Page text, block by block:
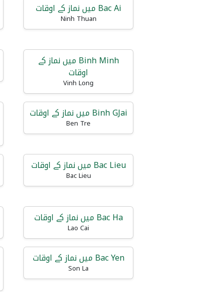
Bac Ai میں نماز کے اوقات
Ninh Thuan
Binh Minh میں نماز کے
اوقات
Vinh Long
Binh GJai میں نماز کے اوقات
Ben Tre
Bac Lieu میں نماز کے اوقات
Bac Lieu
Bac Ha میں نماز کے اوقات
Lao Cai
Bac Yen میں نماز کے اوقات
Son La